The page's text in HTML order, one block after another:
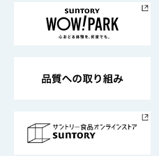
地域情報
サントリーサンバーズ大阪
サントリーが考えるサス
企業概要
採用情報